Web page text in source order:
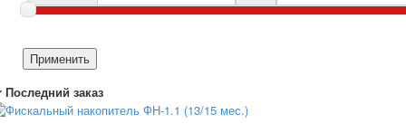
Применить
Последний заказ